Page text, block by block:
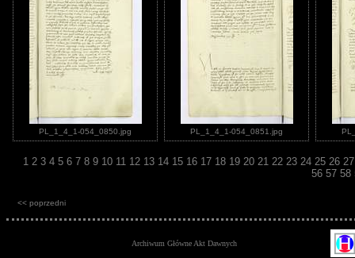
PL_1_4_1-054_0850.jpg PL_1_4_1-054_0851.jpg
1 2 3 4 5 6 7 8 9 10 11 12 13 14 15 16 17 18 19 20 21 22 23 24 25 26
56 57 58
<< poprzedni
Archiwum Główne Akt Dawnych